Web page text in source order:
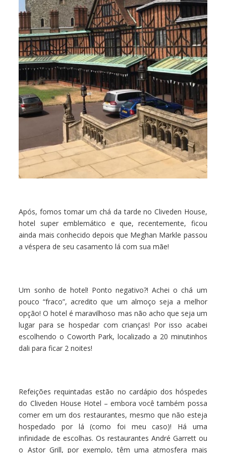
Após, fomos tomar um chá da tarde no Cliveden House,
hotel super emblemático e que, recentemente, ficou
ainda mais conhecido depois que Meghan Markle passou
a véspera de seu casamento lá com sua mãe!
Um sonho de hotel! Ponto negativo?! Achei o chá um
pouco “fraco”, acredito que um almoço seja a melhor
opção! O hotel é maravilhoso mas não acho que seja um
lugar para se hospedar com crianças! Por isso acabei
escolhendo o Coworth Park, localizado a 20 minutinhos
dali para ficar 2 noites!
Refeições requintadas estão no cardápio dos hóspedes
do Cliveden House Hotel – embora você também possa
comer em um dos restaurantes, mesmo que não esteja
hospedado por lá (como foi meu caso)! Há uma
infinidade de escolhas. Os restaurantes André Garrett ou
o Astor Grill, por exemplo, têm uma atmosfera mais